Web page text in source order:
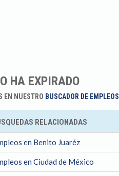
HA EXPIRADO
EN NUESTRO BUSCADOR DE EMPLEOS
RELACIONADAS
en Benito Juaréz
en Ciudad de México